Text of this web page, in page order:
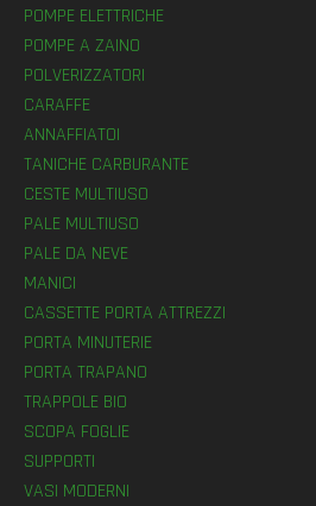
POMPE ELETTRICHE
POMPE A ZAINO
POLVERIZZATORI
CARAFFE
ANNAFFIATOI
TANICHE CARBURANTE
CESTE MULTIUSO
PALE MULTIUSO
PALE DA NEVE
MANICI
CASSETTE PORTA ATTREZZI
PORTA MINUTERIE
PORTA TRAPANO
TRAPPOLE BIO
SCOPA FOGLIE
SUPPORTI
VASI MODERNI